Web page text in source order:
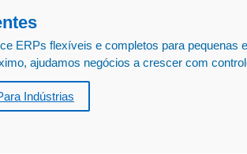
ERPs flexíveis e completos para pequenas
ajudamos negócios a crescer com
Indústrias